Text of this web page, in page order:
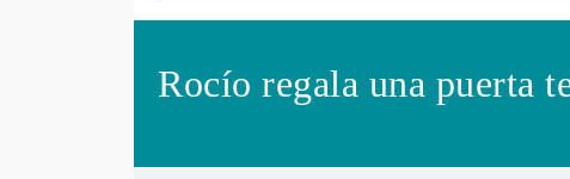
Rocío regala una puerta